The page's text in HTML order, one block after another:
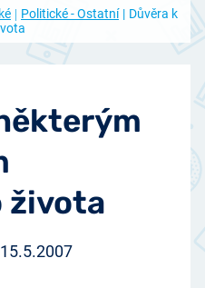
Politické - Ostatní
Důvěra k
života
15.5.2007